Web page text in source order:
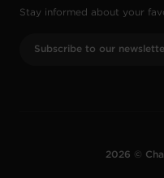
Stay informed about your
Subscribe to our
2026 ©